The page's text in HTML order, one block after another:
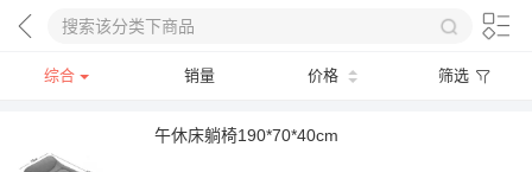
综合 销量 价格 筛选
午休床躺椅190*70*40cm